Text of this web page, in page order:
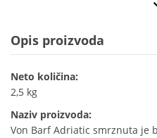
Opis proizvoda
Neto količina:
2,5 kg
Naziv proizvoda:
Von Barf Adriatic smrznuta je